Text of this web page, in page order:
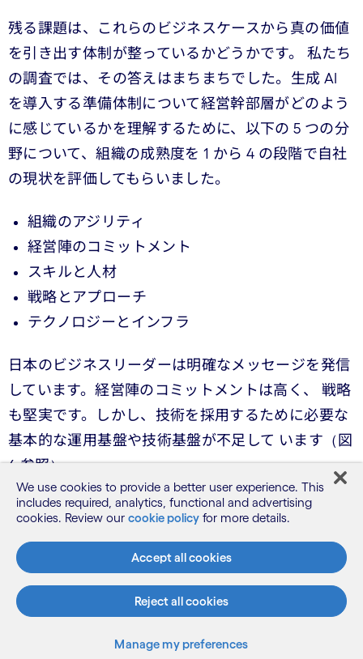
残る課題は、これらのビジネスケースから真の価値
を引き出す体制が整っているかどうかです。 私たち
の調査では、その答えはまちまちでした。生成 AI
を導入する準備体制について経営幹部層がどのよう
に感じているかを理解するために、以下の 5 つの分
野について、組織の成熟度を 1 から 4 の段階で自社
の現状を評価してもらいました。
組織のアジリティ
経営陣のコミットメント
スキルと人材
戦略とアプローチ
テクノロジーとインフラ
日本のビジネスリーダーは明確なメッセージを発信
しています。経営陣のコミットメントは高く、 戦略
も堅実です。しかし、技術を採用するために必要な
基本的な運用基盤や技術基盤が不足して います（図
6 参照）。
経営陣のサポートは万全だが、基盤が不足している
生成 AI に関連する組織の運営の成熟度を、回答者
に評価してもらいました。 （3 または 4 と評価した
回答者の割合。4 が一番上のレベル）
We use cookies to provide a better user experience. This
includes required, analytics, functional and advertising
cookies. Review our cookie policy for more details.
Accept all cookies
Reject all cookies
Manage my preferences